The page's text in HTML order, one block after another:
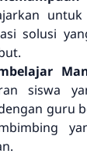
solusi
siswa
guru